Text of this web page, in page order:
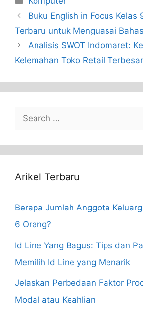
Buku English in Focus Kelas
Terbaru untuk Menguasai
Analisis SWOT Indomaret:
Kelemahan Toko Retail
Search
for:
Arikel Terbaru
Berapa Jumlah Anggota
6 Orang?
Id Line Yang Bagus: Tips dan
Memilih Id Line yang Menarik
Jelaskan Perbedaan Faktor
Modal atau Keahlian